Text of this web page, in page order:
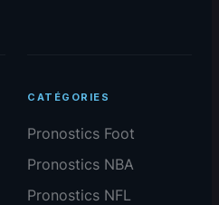
CATÉGORIES
Pronostics Foot
Pronostics NBA
Pronostics NFL